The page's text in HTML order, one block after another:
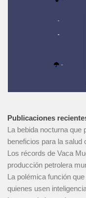
-
-
-
Publicaciones
La bebida nocturna que
beneficios para la salud
Los récords de Vaca
producción petrolera
La polémica función
quienes usen